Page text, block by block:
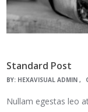
Standard Post
BY: HEXAVISUAL ADMIN
Nullam egestas leo